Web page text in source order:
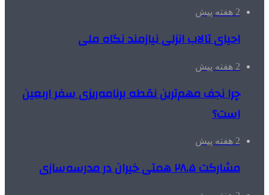
2 هفته پیش
احیای تالاب انزلی نیازمند نگاه ملی
2 هفته پیش
چرا نجف مهم‌ترین نقطه برنامه‌ریزی سفر اربعین
است؟
2 هفته پیش
مشارکت ۲۸.۵ همتی خیران در مدرسه‌سازی